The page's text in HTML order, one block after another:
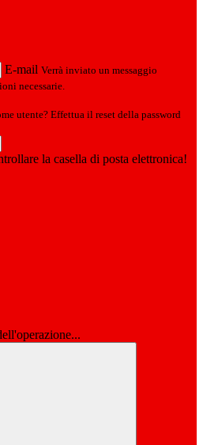
E-mail Verrà inviato un messaggio
necessarie.
utente? Effettua il reset della password
la casella di posta elettronica!